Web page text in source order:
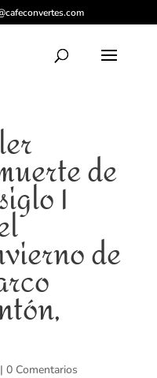
de
I
de
0 Comentarios